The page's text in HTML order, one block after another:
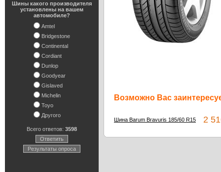
Шины какого производителя
установлены на вашем
автомобиле?
Amtel
Bridgestone
Continental
Cordiant
Dunlop
Goodyear
Gislaved
Michelin
Toyo
Другого
Всего ответов: 3598
Ответить
Результаты опроса
Возможно Вас
Шина Barum Bravuris 185/60 R15 2